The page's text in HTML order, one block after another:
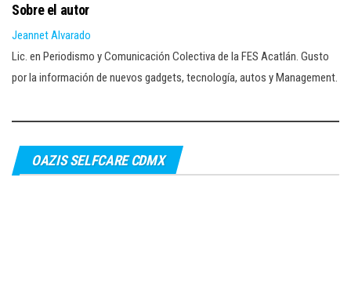
Sobre el autor
Jeannet Alvarado
Lic. en Periodismo y Comunicación Colectiva de la FES Acatlán. Gusto
por la información de nuevos gadgets, tecnología, autos y Management.
OAZIS SELFCARE CDMX